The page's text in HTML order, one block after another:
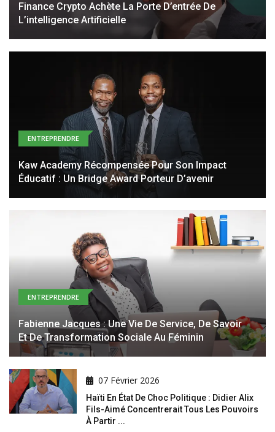
Finance Crypto Achète La Porte D’entrée De
L’intelligence Artificielle
ENTREPRENDRE
Kaw Academy Récompensée Pour Son Impact
Éducatif : Un Bridge Award Porteur D’avenir
ENTREPRENDRE
Fabienne Jacques : Une Vie De Service, De Savoir
Et De Transformation Sociale Au Féminin
07 Février 2026
Haïti En État De Choc Politique : Didier Alix
Fils-Aimé Concentrerait Tous Les Pouvoirs
À Partir ...